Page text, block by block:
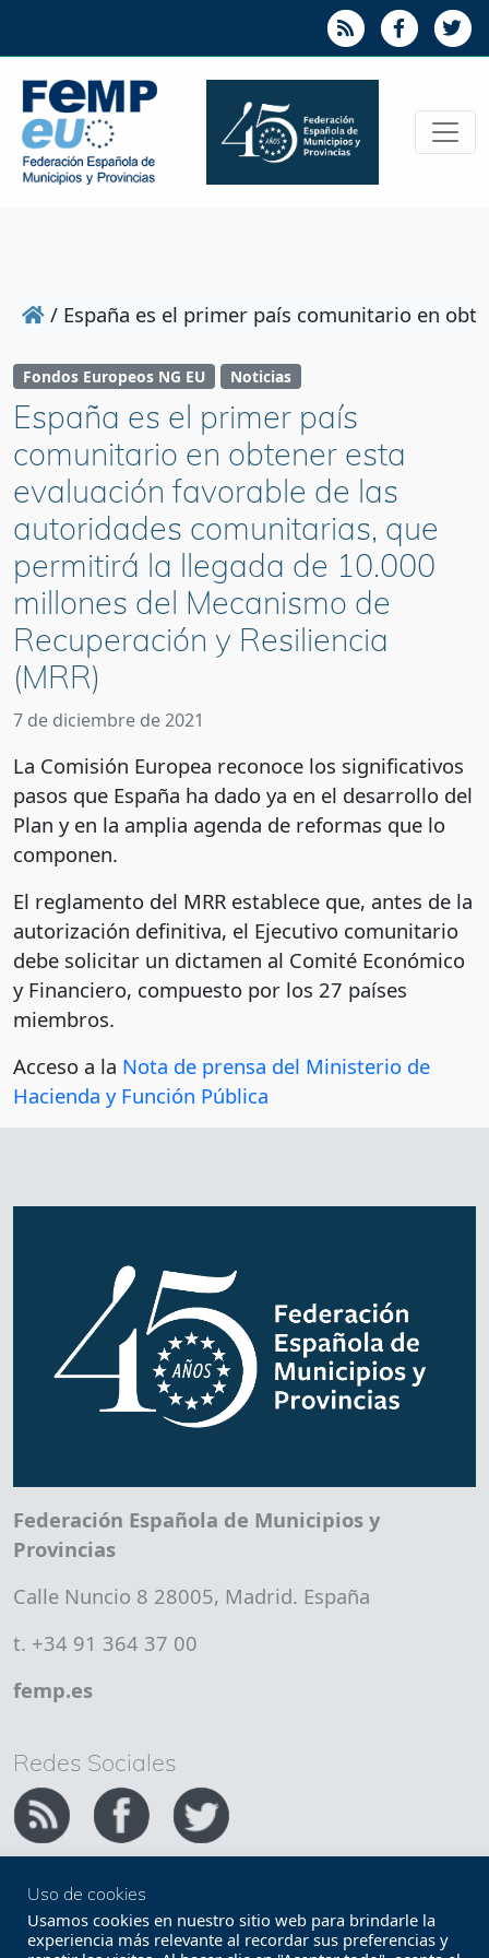
/ España es el primer país comunitario en
Fondos Europeos NG EU Noticias
España es el primer país
comunitario en obtener esta
evaluación favorable de las
autoridades comunitarias, que
permitirá la llegada de 10.000
millones del Mecanismo de
Recuperación y Resiliencia
(MRR)
7 de diciembre de 2021
La Comisión Europea reconoce los significativos
pasos que España ha dado ya en el desarrollo del
Plan y en la amplia agenda de reformas que lo
componen.
El reglamento del MRR establece que, antes de la
autorización definitiva, el Ejecutivo comunitario
debe solicitar un dictamen al Comité Económico
y Financiero, compuesto por los 27 países
miembros.
Acceso a la Nota de prensa del Ministerio de
Hacienda y Función Pública
Federación Española de Municipios y
Provincias
Calle Nuncio 8 28005, Madrid. España
t. +34 91 364 37 00
femp.es
Redes Sociales
Copyright FEMP
Accesibilidad
Uso de cookies
Usamos cookies en nuestro sitio web para brindarle la
experiencia más relevante al recordar sus preferencias y